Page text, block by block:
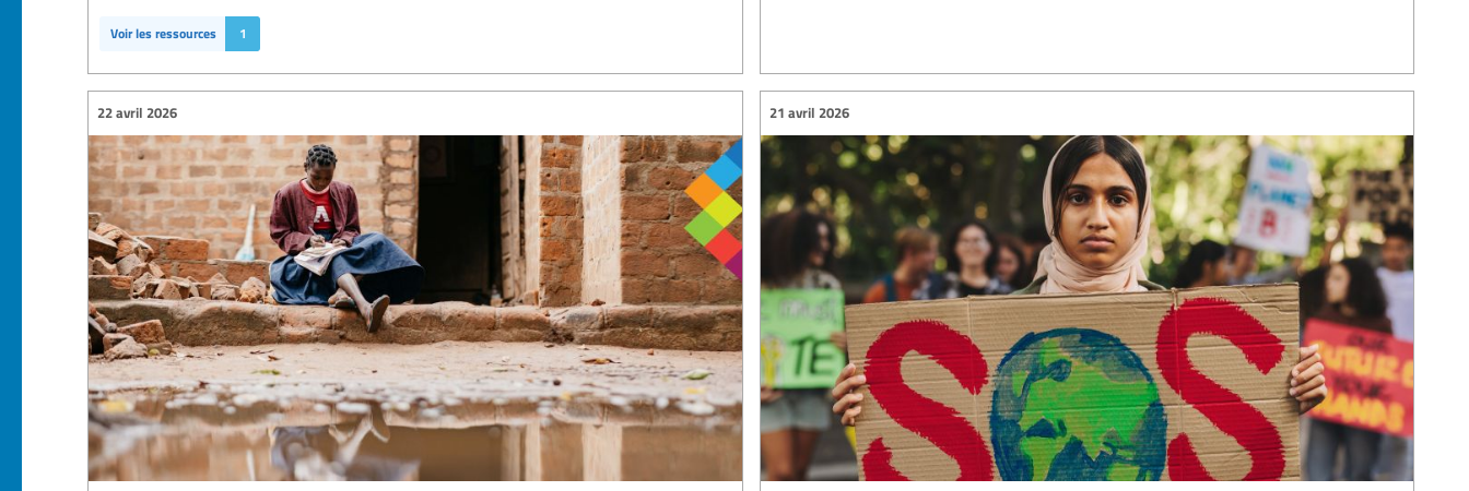
Voir les ressources 1
22 avril 2026 21 avril 2026